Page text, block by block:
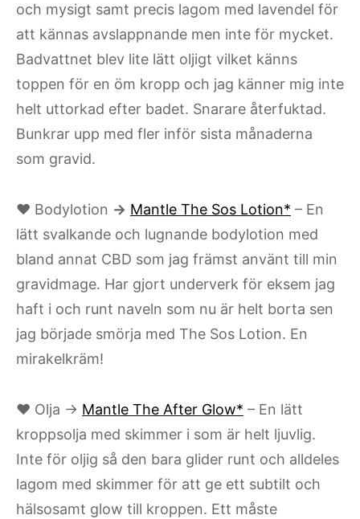
och mysigt samt precis lagom med lavendel för
att kännas avslappnande men inte för mycket.
Badvattnet blev lite lätt oljigt vilket känns
toppen för en öm kropp och jag känner mig inte
helt uttorkad efter badet. Snarare återfuktad.
Bunkrar upp med fler inför sista månaderna
som gravid.
♥ Bodylotion → Mantle The Sos Lotion* – En
lätt svalkande och lugnande bodylotion med
bland annat CBD som jag främst använt till min
gravidmage. Har gjort underverk för eksem jag
haft i och runt naveln som nu är helt borta sen
jag började smörja med The Sos Lotion. En
mirakelkräm!
♥ Olja → Mantle The After Glow* – En lätt
kroppsolja med skimmer i som är helt ljuvlig.
Inte för oljig så den bara glider runt och alldeles
lagom med skimmer för att ge ett subtilt och
hälsosamt glow till kroppen. Ett måste